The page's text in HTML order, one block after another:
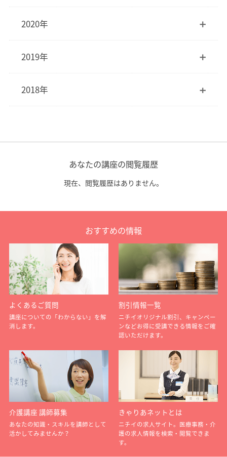
2020年
2019年
2018年
あなたの講座の閲覧履歴
現在、閲覧履歴はありません。
おすすめの情報
よくあるご質問
講座についての「わからない」を解
消します。
割引情報一覧
ニチイオリジナル割引、キャンペー
ンなどお得に受講できる情報をご確
認いただけます。
介護講座 講師募集
あなたの知識・スキルを講師として
活かしてみませんか？
きゃりあネットとは
ニチイの求人サイト。医療事務・介
護の求人情報を検索・閲覧できま
す。